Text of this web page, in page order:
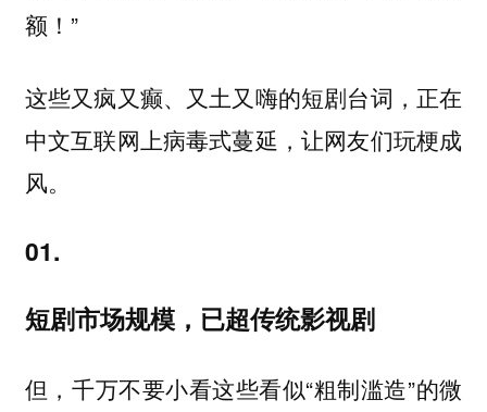
额！”
这些又疯又癫、又土又嗨的短剧台词，正在
中文互联网上病毒式蔓延，让网友们玩梗成
风。
01.
短剧市场规模，已超传统影视剧
但，千万不要小看这些看似“粗制滥造”的微